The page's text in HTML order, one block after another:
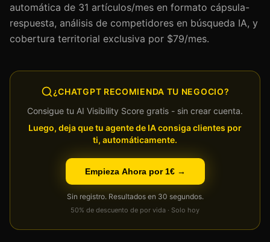
automática de 31 artículos/mes en formato cápsula-
respuesta, análisis de competidores en búsqueda IA, y
cobertura territorial exclusiva por $79/mes.
¿CHATGPT RECOMIENDA TU NEGOCIO?
Consigue tu AI Visibility Score gratis - sin crear cuenta.
Luego, deja que tu agente de IA consiga clientes por
ti, automáticamente.
Empieza Ahora por 1€ →
Sin registro. Resultados en 30 segundos.
50% de descuento de por vida · Solo hoy